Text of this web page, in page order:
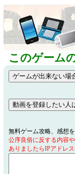
このゲーム
無料ゲーム攻略、感想
公序良俗に反する内容
ありましたらIPアドレ